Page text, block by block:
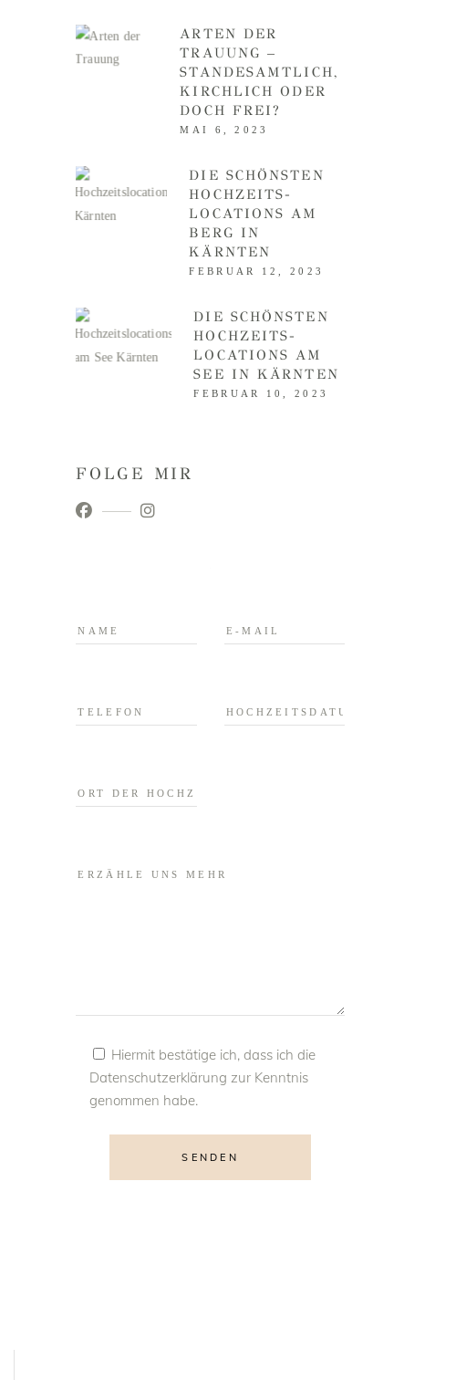
ARTEN DER
TRAUUNG –
STANDESAMTLICH,
KIRCHLICH ODER
DOCH FREI?
MAI 6, 2023
DIE SCHÖNSTEN
HOCHZEITS­
LOCATIONS AM
BERG IN
KÄRNTEN
FEBRUAR 12, 2023
DIE SCHÖNSTEN
HOCHZEITS­
LOCATIONS AM
SEE IN KÄRNTEN
FEBRUAR 10, 2023
FOLGE MIR
Hiermit bestätige ich, dass ich die
Datenschutzerklärung zur Kenntnis
genommen habe.
SENDEN